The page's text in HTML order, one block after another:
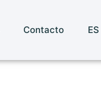
Contacto ES